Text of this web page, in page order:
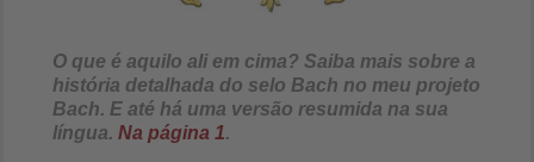
O que é aquilo ali em cima? Saiba mais sobre a
história detalhada do selo Bach no meu projeto
Bach. E até há uma versão resumida na sua
língua. Na página 1.